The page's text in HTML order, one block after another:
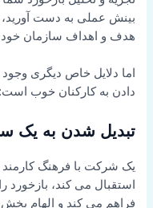
هدف و اهداف سازمان خود
اما دلایل خاص دیگری
دادن به کارکنان خوب است:
تبدیل شدن به یک
یک شرکت با فرهنگ کارمند
استقبال می کند، بازخورد
فراهم می کند و الهام